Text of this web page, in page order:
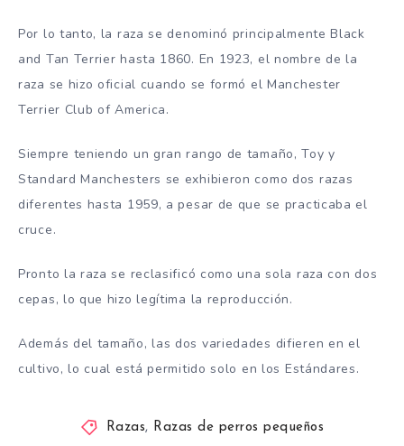
Por lo tanto, la raza se denominó principalmente Black
and Tan Terrier hasta 1860. En 1923, el nombre de la
raza se hizo oficial cuando se formó el Manchester
Terrier Club of America.
Siempre teniendo un gran rango de tamaño, Toy y
Standard Manchesters se exhibieron como dos razas
diferentes hasta 1959, a pesar de que se practicaba el
cruce.
Pronto la raza se reclasificó como una sola raza con dos
cepas, lo que hizo legítima la reproducción.
Además del tamaño, las dos variedades difieren en el
cultivo, lo cual está permitido solo en los Estándares.
Razas, Razas de perros pequeños